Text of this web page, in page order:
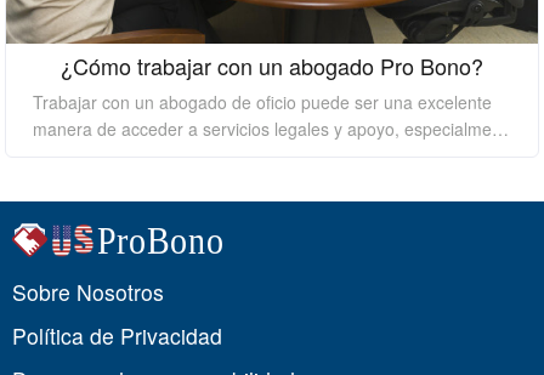
¿Cómo trabajar con un abogado Pro Bono?
Trabajar con un abogado de oficio puede ser una excelente
manera de acceder a servicios legales y apoyo, especialment
con un abogado de oficio para asegurar que obtengas el mej
or resultado posible. En este ensayo, hablaré sobre algunos c
onsejos sobre cómo trabajar con un abogado de oficio.
Sobre Nosotros
Política de Privacidad